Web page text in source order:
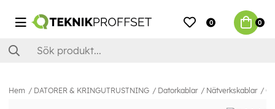
0 0
Hem DATORER & KRINGUTRUSTNING Datorkablar Nätverkskablar